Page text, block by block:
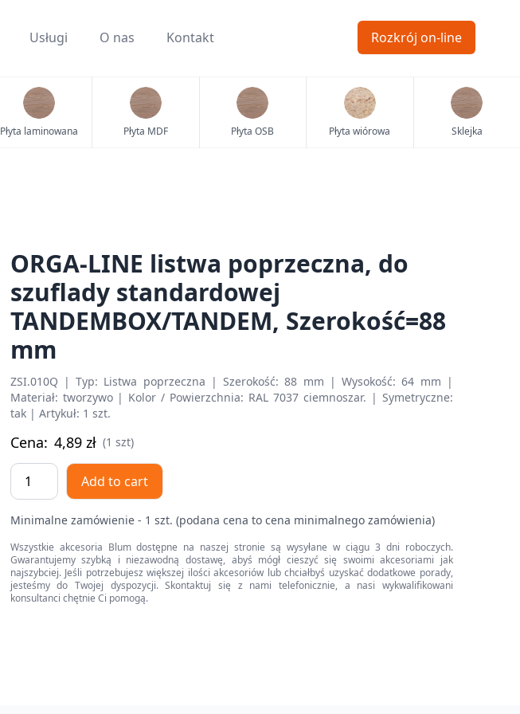
Usługi O nas Kontakt Rozkrój on-line
Płyta laminowana Płyta MDF Płyta OSB Płyta wiórowa Sklejka
ORGA-LINE listwa poprzeczna, do
szuflady standardowej
TANDEMBOX/TANDEM, Szerokość=88
mm
ZSI.010Q | Typ: Listwa poprzeczna | Szerokość: 88 mm | Wysokość: 64 mm |
Materiał: tworzywo | Kolor / Powierzchnia: RAL 7037 ciemnoszar. | Symetryczne:
tak | Artykuł: 1 szt.
Cena: 4,89 zł (1 szt)
ORGA-
LINE
poprzeczna,
do
szuflady
standardowej
TANDEMBOX/TANDEM,
Add to cart
Minimalne zamówienie - 1 szt. (podana cena to cena minimalnego zamówienia)
Wszystkie akcesoria Blum dostępne na naszej stronie są wysyłane w ciągu 3 dni roboczych.
Gwarantujemy szybką i niezawodną dostawę, abyś mógł cieszyć się swoimi akcesoriami jak
najszybciej. Jeśli potrzebujesz większej ilości akcesoriów lub chciałbyś uzyskać dodatkowe porady,
jesteśmy do Twojej dyspozycji. Skontaktuj się z nami telefonicznie, a nasi wykwalifikowani
konsultanci chętnie Ci pomogą.